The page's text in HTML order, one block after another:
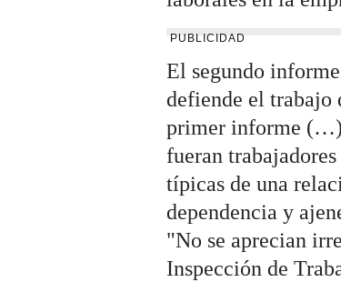
PUBLICIDAD
El segundo
defiende el trabajo
primer informe (…)
fueran
típicas de una
dependencia y
"No se aprecian
Inspección de